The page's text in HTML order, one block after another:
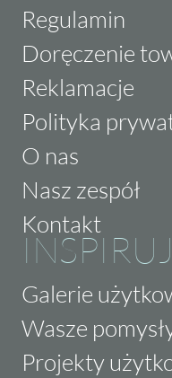
Regulamin
Doręczenie
Reklamacje
Polityka
O nas
Nasz zespół
Kontakt
Galerie
Wasze
Projekty